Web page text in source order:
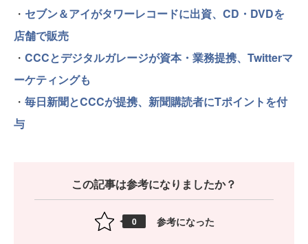
・ セブン＆アイがタワーレコードに出資、CD・DVDを
店舗で販売
・ CCCとデジタルガレージが資本・業務提携、Twitterマ
ーケティングも
・ 毎日新聞とCCCが提携、新聞購読者にTポイントを付
与
この記事は参考になりましたか？
0 参考になった